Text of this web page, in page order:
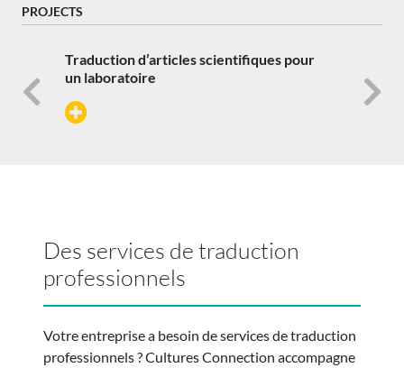
PROJECTS
Traduction d’articles scientifiques pour
un laboratoire
Previous
Des services de traduction
professionnels
Votre entreprise a besoin de services de traduction
professionnels ? Cultures Connection accompagne